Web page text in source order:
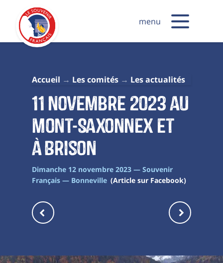
menu
Accueil Les comités Les actualités
11 novembre 2023 au
Mont-Saxonnex et
à Brison
Dimanche 12 novembre 2023 — Souvenir
Français — Bonneville (Article sur Facebook)